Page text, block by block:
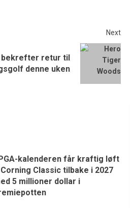
Next
bekrefter retur til
denne uken
kalenderen får kraftig løft
Classic tilbake i 2027
5 millioner dollar i